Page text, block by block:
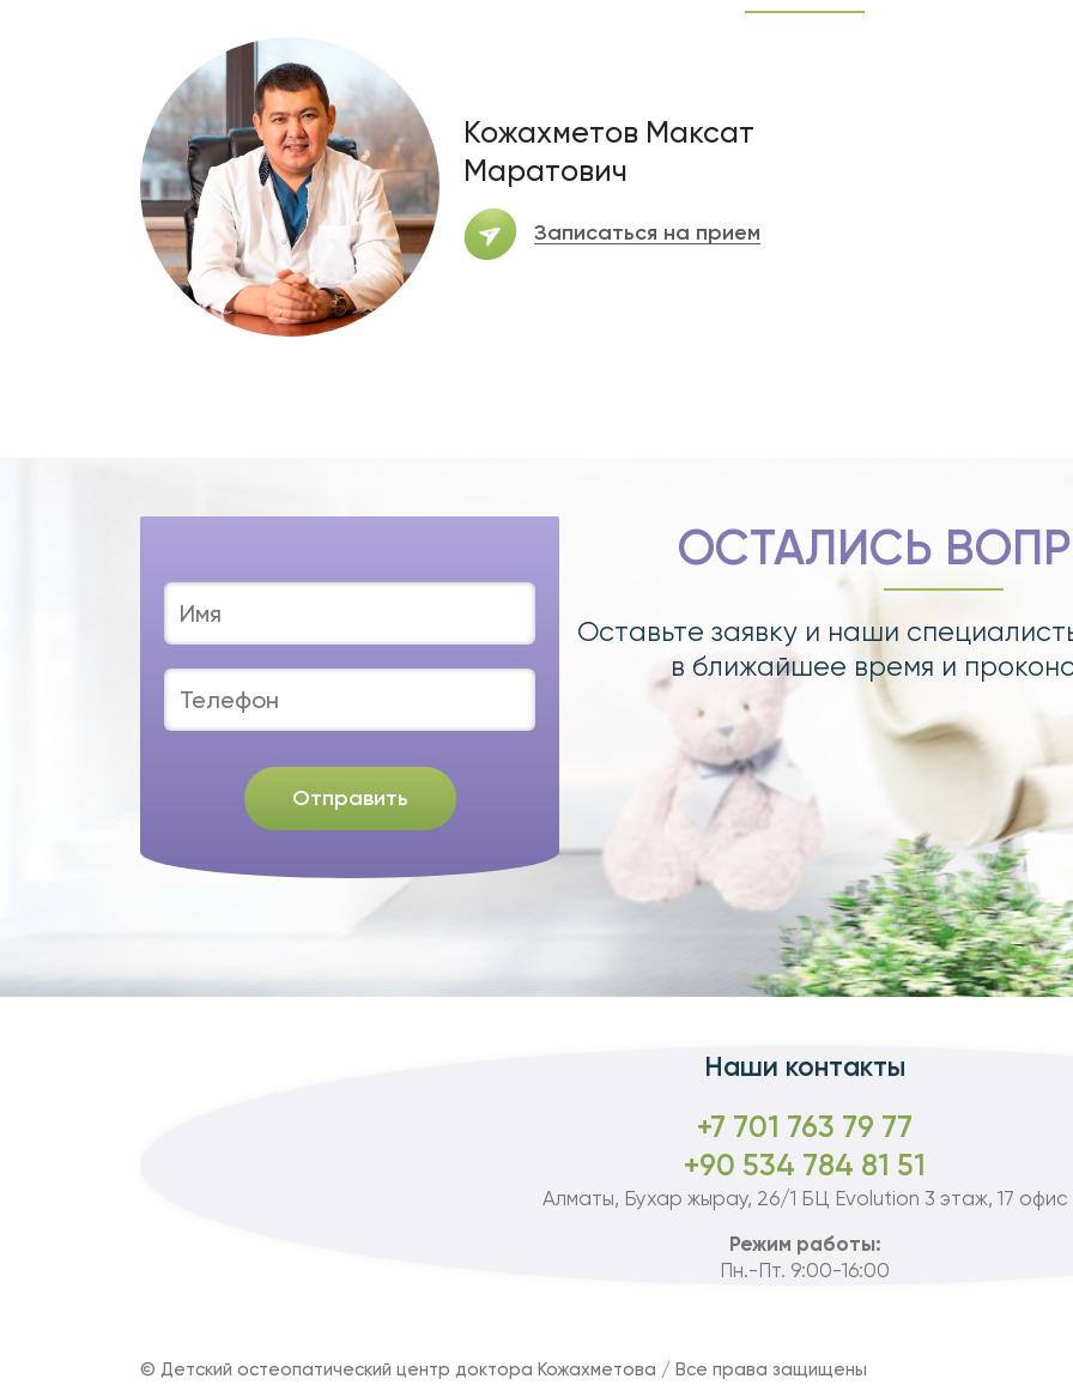
Кожахметов Максат
Маратович
Записаться на прием
Отправить
ОСТАЛИСЬ
Оставьте заявку и наши
в ближайшее время и
Наши контакты
+7 701 763 79 77
+90 534 784 81 51
Алматы, Бухар жырау, 26/1 БЦ Evolution 3 этаж, 17 офис
Режим работы:
Пн.-Пт. 9:00-16:00
© Детский остеопатический центр доктора Кожахметова / Все права защищены